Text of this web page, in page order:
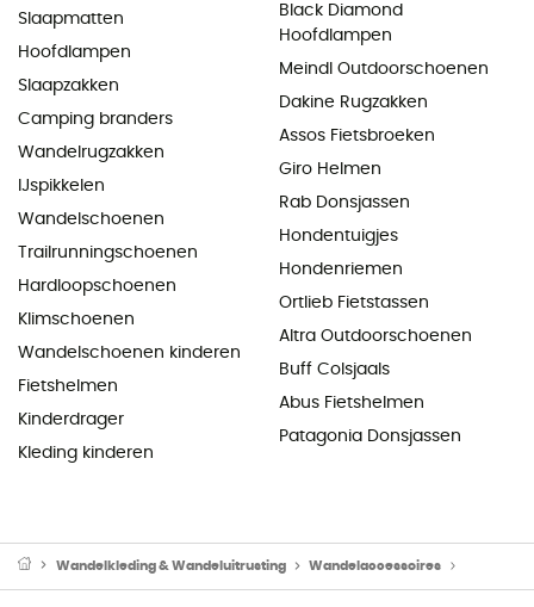
Slaapmatten
Hoofdlampen
Slaapzakken
Camping branders
Wandelrugzakken
IJspikkelen
Wandelschoenen
Trailrunningschoenen
Hardloopschoenen
Klimschoenen
Wandelschoenen kinderen
Fietshelmen
Kinderdrager
Kleding kinderen
Black Diamond
Hoofdlampen
Meindl Outdoorschoenen
Dakine Rugzakken
Assos Fietsbroeken
Giro Helmen
Rab Donsjassen
Hondentuigjes
Hondenriemen
Ortlieb Fietstassen
Altra Outdoorschoenen
Buff Colsjaals
Abus Fietshelmen
Patagonia Donsjassen
Wandelkleding & Wandeluitrusting Wandelaccessoires